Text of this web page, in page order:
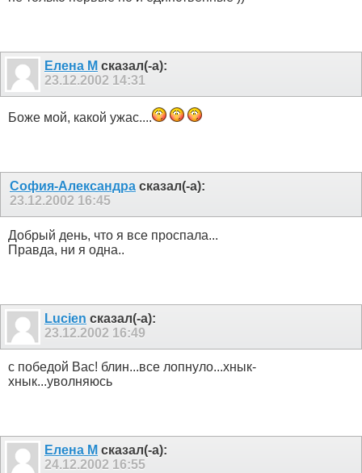
Елена М сказал(-а):
23.12.2002 14:31
Боже мой, какой ужас....
София-Александра сказал(-а):
23.12.2002 16:45
Добрый день, что я все проспала...
Правда, ни я одна..
Lucien сказал(-а):
23.12.2002 16:49
с победой Вас! блин...все лопнуло...хнык-
хнык...уволняюсь
Елена М сказал(-а):
24.12.2002 16:55